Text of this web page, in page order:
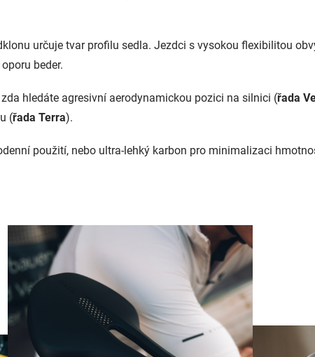
určuje tvar profilu sedla. Jezdci s vysokou flexibilitou
beder.
hledáte agresivní aerodynamickou pozici na silnici (řada
(řada Terra).
použití, nebo ultra-lehký karbon pro minimalizaci